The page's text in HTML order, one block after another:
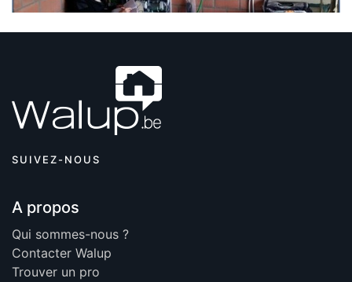
SUIVEZ-NOUS
A propos
Qui sommes-nous ?
Contacter Walup
Trouver un pro